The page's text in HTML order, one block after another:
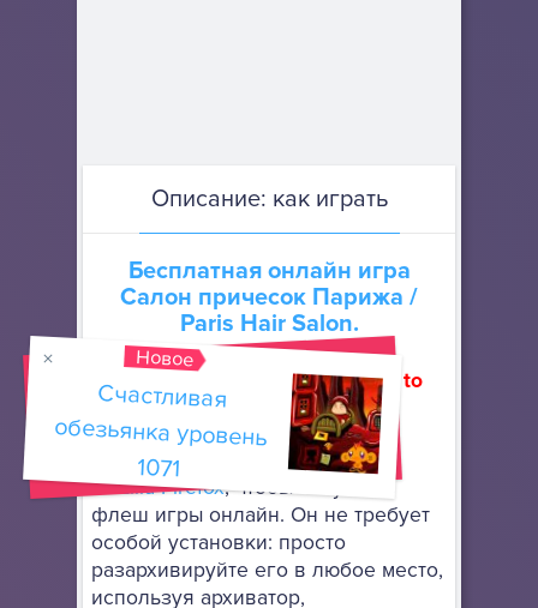
Описание: как играть
Бесплатная онлайн игра
Салон причесок Парижа /
Paris Hair Salon.
Как запустить флеш игру (How to
run flash game)
Скачайте портативный браузер
Mozilla Firefox, чтобы запускать
флеш игры онлайн. Он не требует
особой установки: просто
разархивируйте его в любое место,
используя архиватор,
Новое
Счастливая
обезьянка уровень
1071